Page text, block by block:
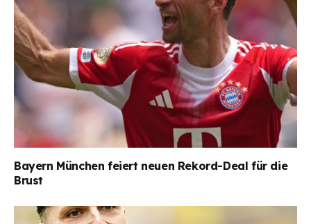
Bayern München feiert neuen Rekord-Deal für die
Brust